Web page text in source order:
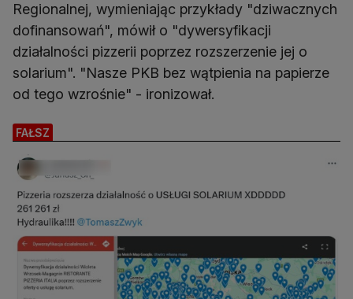
Regionalnej, wymieniając przykłady "dziwacznych
dofinansowań", mówił o "dywersyfikacji
działalności pizzerii poprzez rozszerzenie jej o
solarium". "Nasze PKB bez wątpienia na papierze
od tego wzrośnie" - ironizował.
FAŁSZ